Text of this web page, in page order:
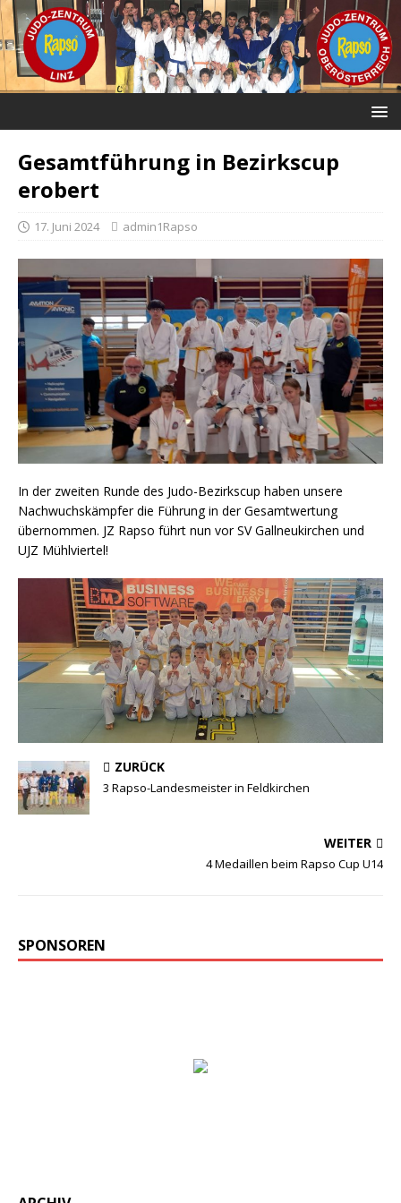
Gesamtführung in Bezirkscup
erobert
17. Juni 2024 admin1Rapso
In der zweiten Runde des Judo-Bezirkscup haben unsere
Nachwuchskämpfer die Führung in der Gesamtwertung
übernommen. JZ Rapso führt nun vor SV Gallneukirchen und
UJZ Mühlviertel!
ZURÜCK
3 Rapso-Landesmeister in Feldkirchen
WEITER
4 Medaillen beim Rapso Cup U14
SPONSOREN